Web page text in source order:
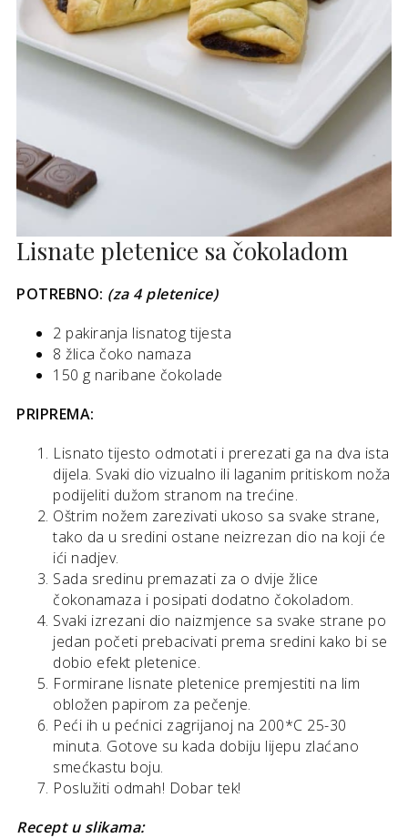
Lisnate pletenice sa čokoladom
POTREBNO: (za 4 pletenice)
2 pakiranja lisnatog tijesta
8 žlica čoko namaza
150 g naribane čokolade
PRIPREMA:
Lisnato tijesto odmotati i prerezati ga na dva ista
dijela. Svaki dio vizualno ili laganim pritiskom noža
podijeliti dužom stranom na trećine.
Oštrim nožem zarezivati ukoso sa svake strane,
tako da u sredini ostane neizrezan dio na koji će
ići nadjev.
Sada sredinu premazati za o dvije žlice
čokonamaza i posipati dodatno čokoladom.
Svaki izrezani dio naizmjence sa svake strane po
jedan početi prebacivati prema sredini kako bi se
dobio efekt pletenice.
Formirane lisnate pletenice premjestiti na lim
obložen papirom za pečenje.
Peći ih u pećnici zagrijanoj na 200*C 25-30
minuta. Gotove su kada dobiju lijepu zlaćano
smećkastu boju.
Poslužiti odmah! Dobar tek!
Recept u slikama: